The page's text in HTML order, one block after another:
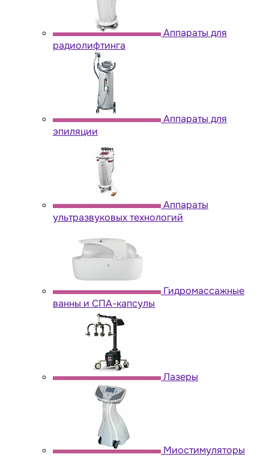
Аппараты для
радиолифтинга
Аппараты для
эпиляции
Аппараты
ультразвуковых технологий
Гидромассажные
ванны и СПА-капсулы
Лазеры
Миостимуляторы